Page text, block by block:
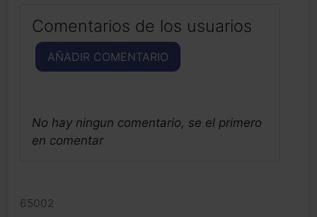
Comentarios de los usuarios
AÑADIR COMENTARIO
No hay ningun comentario, se el primero
en comentar
65002